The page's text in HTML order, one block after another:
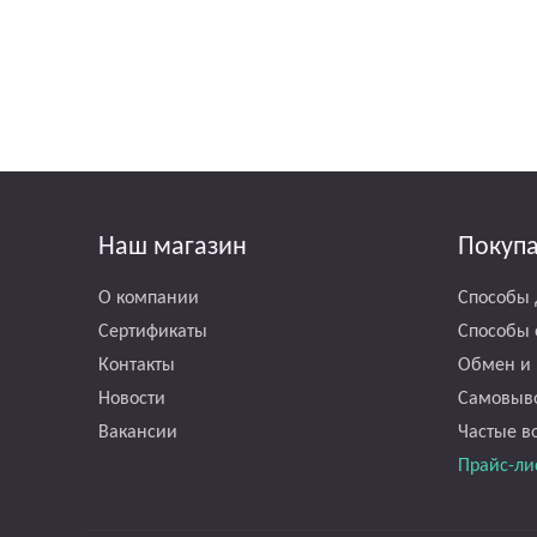
Наш магазин
О компании
Сертификаты
Контакты
Новости
Вакансии
Способы
Способы
Обмен и
Частые
Прайс-